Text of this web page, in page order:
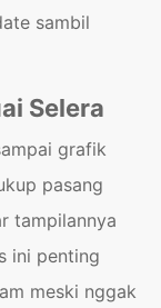
sambil
Selera
grafik
pasang
tampilannya
ini penting
meski nggak